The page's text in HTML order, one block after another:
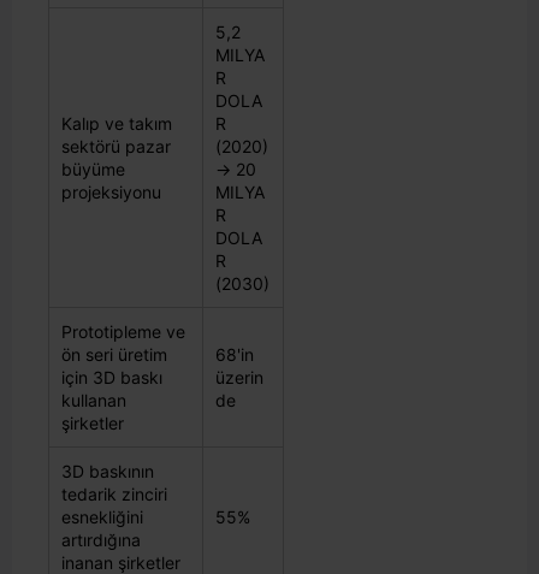
Kalıp ve takım
sektörü pazar
büyüme
projeksiyonu
5,2
MILYA
R
DOLA
R
(2020)
→ 20
MILYA
R
DOLA
R
(2030)
Prototipleme ve
ön seri üretim
için 3D baskı
kullanan
şirketler
68'in
üzerin
de
3D baskının
tedarik zinciri
esnekliğini
artırdığına
inanan şirketler
55%